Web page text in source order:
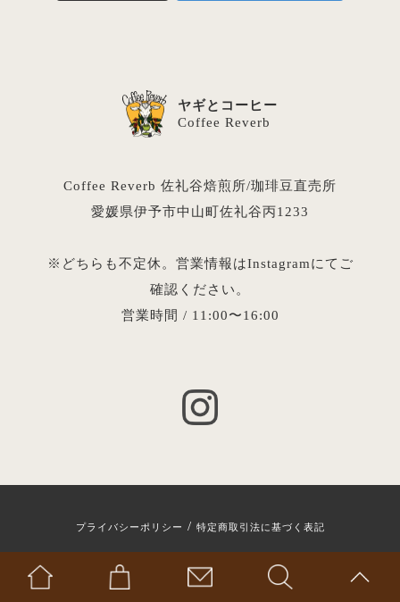
ヤギとコーヒー
Coffee Reverb
Coffee Reverb 佐礼谷焙煎所/珈琲豆直売所
愛媛県伊予市中山町佐礼谷丙1233
※どちらも不定休。営業情報はInstagramにてご
確認ください。
営業時間 / 11:00〜16:00
プライバシーポリシー / 特定商取引法に基づく表記
Copyright © 2024 Coffee Reverb All rights Reserved.